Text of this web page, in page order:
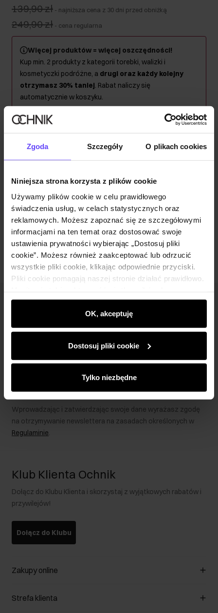
Zgoda Szczegóły O plikach cookies
Niniejsza strona korzysta z plików cookie
Używamy plików cookie w celu prawidłowego
świadczenia usług, w celach statystycznych oraz
reklamowych. Możesz zapoznać się ze szczegółowymi
informacjami na ten temat oraz dostosować swoje
ustawienia prywatności wybierając „Dostosuj pliki
cookie”. Możesz również zaakceptować lub odrzucić
wszystkie pliki cookie, klikając odpowiednie przyciski.
Pliki cookie pomagają naszej stronie działać prawidłowo.
wyświetlać im dopasowane do ich preferencji treści,
rekomendacje oraz komunikaty reklamowe informujące o
najnowszych promocjach w e-sklepie. Informacje o tym,
partnerom społecznościowym, reklamowym i
analitycznym. Partnerzy mogą połączyć te informacje z
podczas korzystania z ich usług.
OK, akceptuję
Dostosuj pliki cookie
Tylko niezbędne
139,90 zł - najniższa cena z 30 dni przed obniżką
249,90 zł - cena regularna
Więcej produktów = więcej oszczędności!
Kup min. 2 produkty z kategorii torebki, walizki i
kosmetyczki podróżne, a drugi oraz każdy kolejny
otrzymasz 30% taniej. Rabat naliczy się
automatycznie w koszyku.
Wysyłka w 1 dzień roboczy
Skład i wymiary
Opinie
Zapisz się
Wprowadzając i zatwierdzając swoje dane wyrażasz zgodę
na otrzymywanie newslettera na zasadach określonych w
Regulaminie.
Klub Klienta Ochnik
Dołącz do Klubu Klienta i skorzystaj z wyjątkowych rabatów i
przywilejów!
Dołącz do Klubu
Zakupy online
Zarządzaj cookies
Strefa klienta